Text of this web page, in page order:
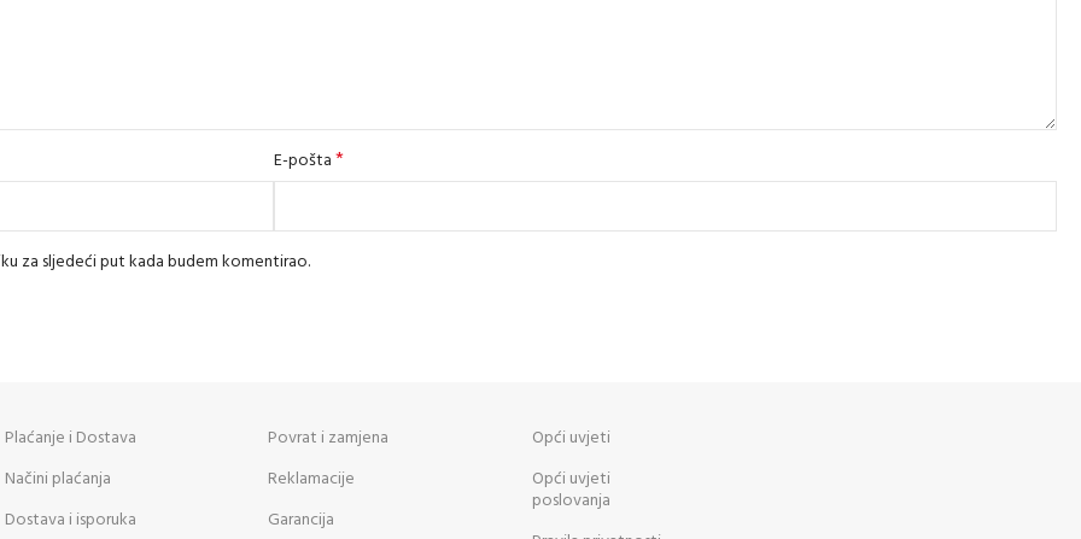
E-pošta*
za sljedeći put kada budem komentirao.
Plaćanje i Dostava
Načini plaćanja
Dostava i isporuka
Povrat i zamjena
Reklamacije
Garancija
Opći uvjeti
Opći uvjeti
poslovanja